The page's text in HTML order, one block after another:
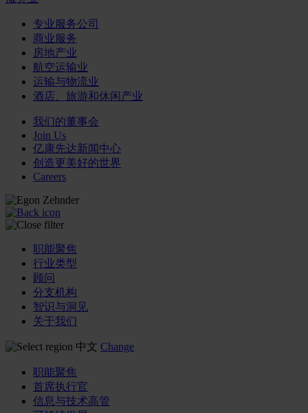
专业服务公司
商业服务
房地产业
航空运输业
运输与物流业
酒店、旅游和休闲产业
我们的董事会
Join Us
亿康先达新闻中心
创造更美好的世界
Careers
职能聚焦
行业类型
顾问
分支机构
智识与洞见
关于我们
中文 Change
职能聚焦
首席执行官
信息与技术高管